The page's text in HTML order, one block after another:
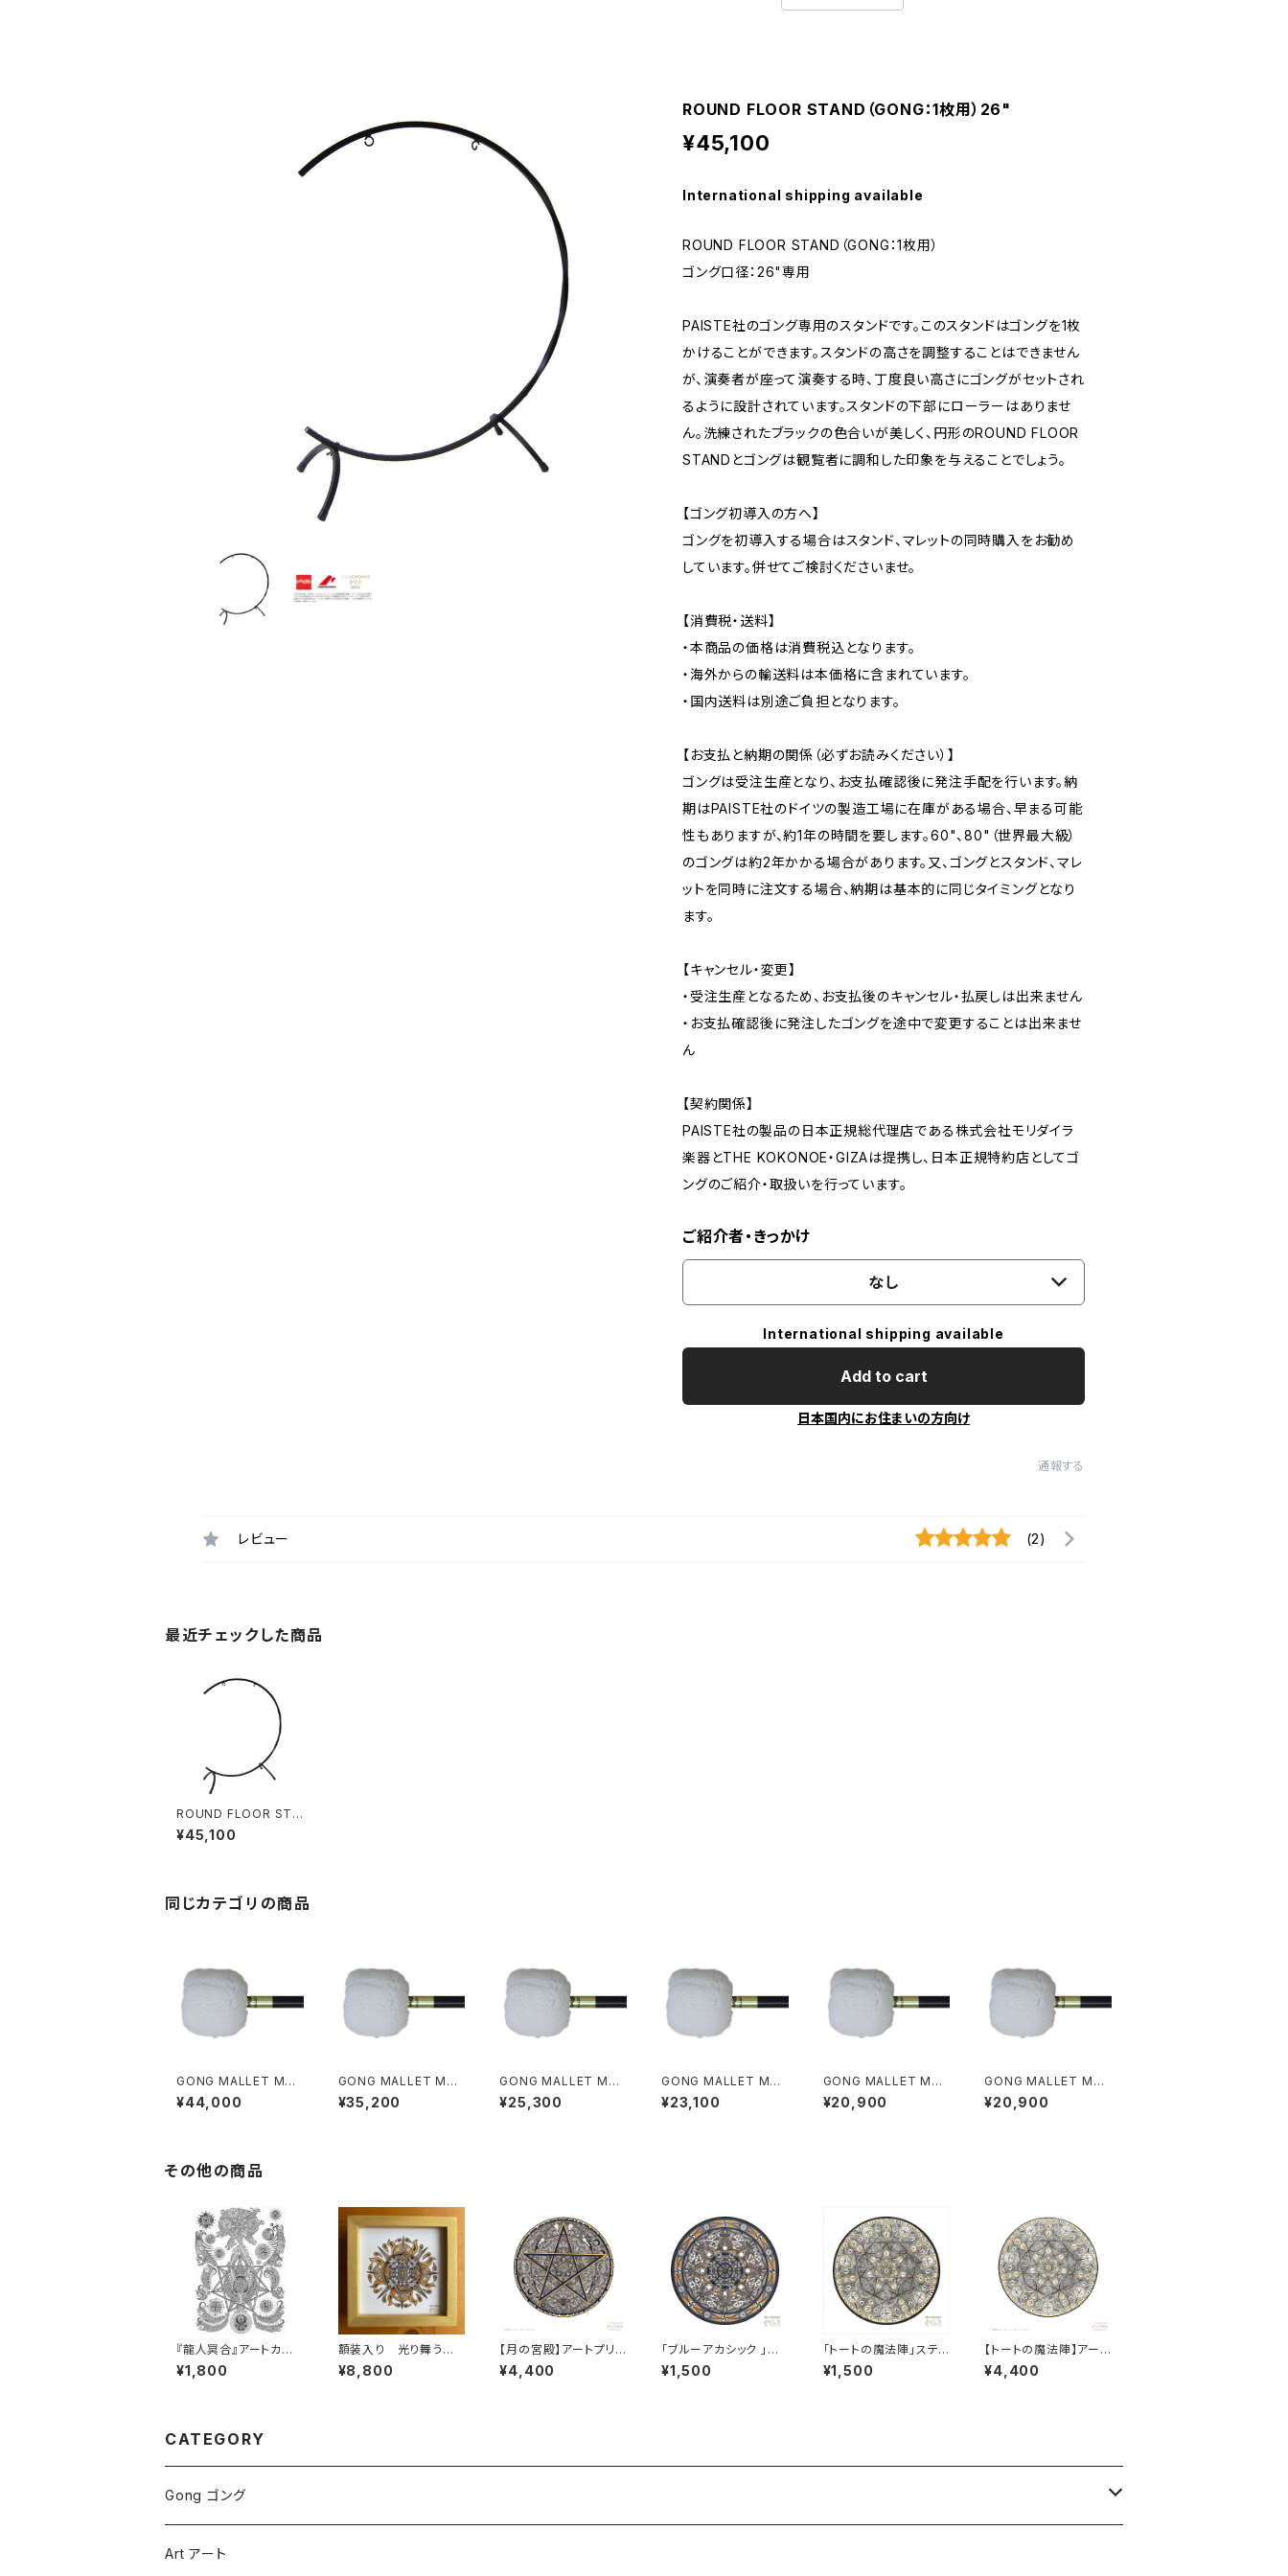
ROUND FLOOR STAND（GONG：1枚用）26"
¥45,100
International shipping available
ROUND FLOOR STAND（GONG：1枚用）
ゴング口径：26"専用
PAISTE社のゴング専用のスタンドです。このスタンドはゴングを1枚
かけることができます。スタンドの高さを調整することはできません
が、演奏者が座って演奏する時、丁度良い高さにゴングがセットされ
るように設計されています。スタンドの下部にローラーはありませ
ん。洗練されたブラックの色合いが美しく、円形のROUND FLOOR
STANDとゴングは観覧者に調和した印象を与えることでしょう。
【ゴング初導入の方へ】
ゴングを初導入する場合はスタンド、マレットの同時購入をお勧め
しています。併せてご検討くださいませ。
【消費税・送料】
・本商品の価格は消費税込となります。
・海外からの輸送料は本価格に含まれています。
・国内送料は別途ご負担となります。
【お支払と納期の関係（必ずお読みください）】
ゴングは受注生産となり、お支払確認後に発注手配を行います。納
期はPAISTE社のドイツの製造工場に在庫がある場合、早まる可能
性もありますが、約1年の時間を要します。60"、80"（世界最大級）
のゴングは約2年かかる場合があります。又、ゴングとスタンド、マレ
ットを同時に注文する場合、納期は基本的に同じタイミングとなり
ます。
【キャンセル・変更】
・受注生産となるため、お支払後のキャンセル・払戻しは出来ません
・お支払確認後に発注したゴングを途中で変更することは出来ませ
ん
【契約関係】
PAISTE社の製品の日本正規総代理店である株式会社モリダイラ
楽器とTHE KOKONOE・GIZAは提携し、日本正規特約店としてゴ
ングのご紹介・取扱いを行っています。
ご紹介者・きっかけ
なし
International shipping available
Add to cart
日本国内にお住まいの方向け
通報する
レビュー (2)
最近チェックした商品
ROUND FLOOR STA
ND（GONG：1枚用）2
6"
¥45,100
同じカテゴリの商品
GONG MALLET M8A
（対応口径 80"）
¥44,000
GONG MALLET M8
（対応口径 60"）
¥35,200
GONG MALLET M7
（対応口径 38"〜50"）
¥25,300
GONG MALLET M6
（対応口径 32"〜36"）
¥23,100
GONG MALLET M5
（対応口径 26"〜30"）
¥20,900
GONG MALLET M4
（対応口径 26"）
¥20,900
その他の商品
『龍人冥合』アートカー
ド②［中サイズ］
¥1,800
額装入り 光り舞う
ステッカー
¥8,800
【月の宮殿】アートプリ
ント１［大サイズ］
¥4,400
「ブルーアカシック 」ス
テッカーⅢ［小サイズ］
¥1,500
「トートの魔法陣」ステッ
カーI［小サイズ］
¥1,500
【トートの魔法陣】アート
プリント２［大サイズ］
¥4,400
CATEGORY
Gong ゴング
Symphonic Gongs
Art アート